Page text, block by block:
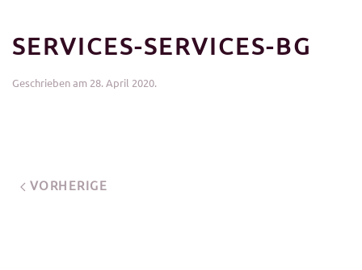
SERVICES-SERVICES-BG
Geschrieben am 28. April 2020.
VORHERIGE